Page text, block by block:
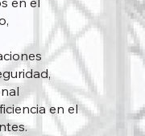
en el